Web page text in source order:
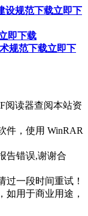
设规范下载立即下
即下载
规范下载立即下
阅读器查阅本站资
件，使用 WinRAR
告错误,谢谢合
一段时间重试！
用于商业用途，